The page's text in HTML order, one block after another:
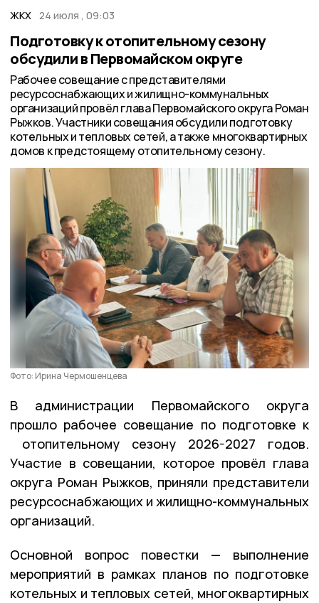
ЖКХ 24 июля , 09:03
Подготовку к отопительному сезону
обсудили в Первомайском округе
Рабочее совещание с представителями
ресурсоснабжающих и жилищно-коммунальных
организаций провёл глава Первомайского округа Роман
Рыжков. Участники совещания обсудили подготовку
котельных и тепловых сетей, а также многоквартирных
домов к предстоящему отопительному сезону.
Фото: Ирина Чермошенцева
В администрации Первомайского округа
прошло рабочее совещание по подготовке к
отопительному сезону 2026-2027 годов.
Участие в совещании, которое провёл глава
округа Роман Рыжков, приняли представители
ресурсоснабжающих и жилищно-коммунальных
организаций.
Основной вопрос повестки — выполнение
мероприятий в рамках планов по подготовке
котельных и тепловых сетей, многоквартирных